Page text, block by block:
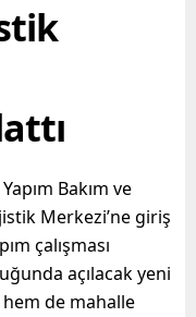
Bakım ve
Merkezi’ne giriş
çalışması
açılacak yeni
de mahalle